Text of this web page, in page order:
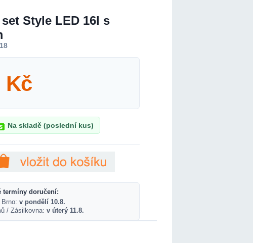
Style LED 16l s
Kč
Na skladě (poslední kus)
termíny doručení:
v pondělí 10.8.
/ Zásilkovna: v úterý 11.8.